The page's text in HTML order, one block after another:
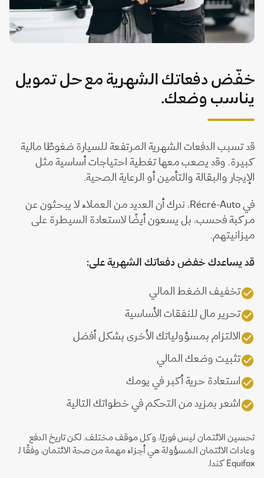
خفّض دفعاتك الشهرية مع حل تمويل
يناسب وضعك.
قد تسبب الدفعات الشهرية المرتفعة للسيارة ضغوطًا مالية
كبيرة. وقد يصعب معها تغطية احتياجات أساسية مثل
الإيجار والبقالة والتأمين أو الرعاية الصحية.
في Récré-Auto، ندرك أن العديد من العملاء لا يبحثون عن
مركبة فحسب، بل يسعون أيضًا لاستعادة السيطرة على
ميزانيتهم.
قد يساعدك خفض دفعاتك الشهرية على:
تخفيف الضغط المالي
تحرير مال للنفقات الأساسية
الالتزام بمسؤولياتك الأخرى بشكل أفضل
تثبيت وضعك المالي
استعادة حرية أكبر في يومك
اشعر بمزيد من التحكم في خطواتك التالية
تحسين الائتمان ليس فوريًا، وكل موقف مختلف. لكن تاريخ الدفع
وعادات الائتمان المسؤولة هي أجزاء مهمة من صحة الائتمان، وفقًا لـ
Equifax كندا.